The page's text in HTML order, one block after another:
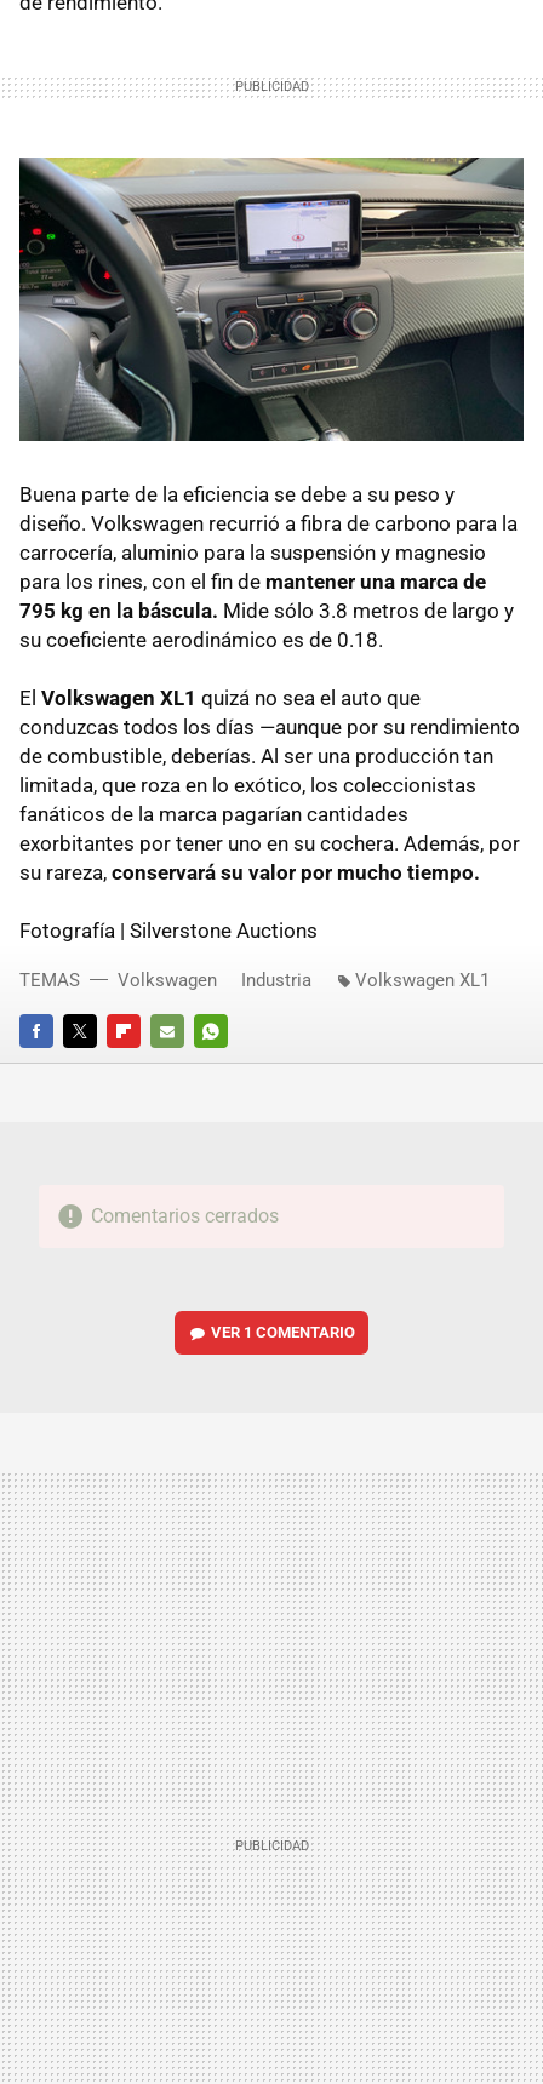
Buena parte de la eficiencia se debe a su peso y
diseño. Volkswagen recurrió a fibra de carbono para la
carrocería, aluminio para la suspensión y magnesio
para los rines, con el fin de mantener una marca de
795 kg en la báscula. Mide sólo 3.8 metros de largo y
su coeficiente aerodinámico es de 0.18.
El Volkswagen XL1 quizá no sea el auto que
conduzcas todos los días —aunque por su rendimiento
de combustible, deberías. Al ser una producción tan
limitada, que roza en lo exótico, los coleccionistas
fanáticos de la marca pagarían cantidades
exorbitantes por tener uno en su cochera. Además, por
su rareza, conservará su valor por mucho tiempo.
Fotografía | Silverstone Auctions
FACEBOOKTWITTERFLIPBOARD
E-
WHATSAPP
TEMAS Volkswagen Industria Volkswagen XL1
Comentarios cerrados
VER 1 COMENTARIO